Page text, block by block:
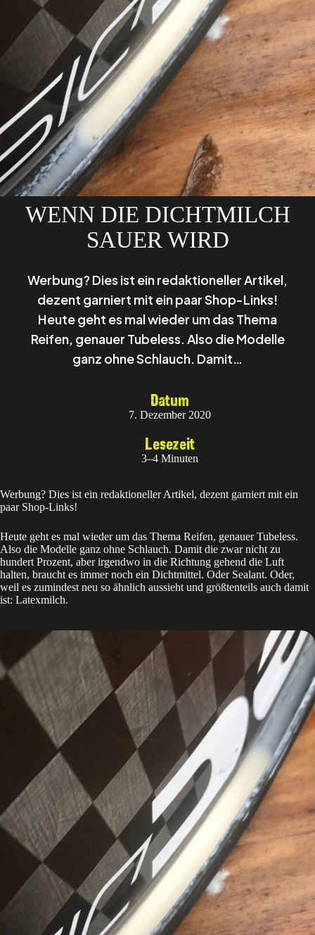
WENN DIE DICHTMILCH
SAUER WIRD
Werbung? Dies ist ein redaktioneller Artikel,
dezent garniert mit ein paar Shop-Links!
Heute geht es mal wieder um das Thema
Reifen, genauer Tubeless. Also die Modelle
ganz ohne Schlauch. Damit…
Datum
7. Dezember 2020
Lesezeit
3–4 Minuten
Werbung? Dies ist ein redaktioneller Artikel, dezent garniert mit ein
paar Shop-Links!
Heute geht es mal wieder um das Thema Reifen, genauer Tubeless.
Also die Modelle ganz ohne Schlauch. Damit die zwar nicht zu
hundert Prozent, aber irgendwo in die Richtung gehend die Luft
halten, braucht es immer noch ein Dichtmittel. Oder Sealant. Oder,
weil es zumindest neu so ähnlich aussieht und größtenteils auch damit
ist: Latexmilch.